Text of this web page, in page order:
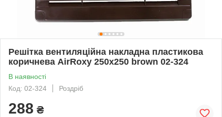
Решітка вентиляційна накладна пластикова
коричнева AirRoxy 250x250 brown 02-324
В наявності
Код: 02-324
Роздріб
288 ₴